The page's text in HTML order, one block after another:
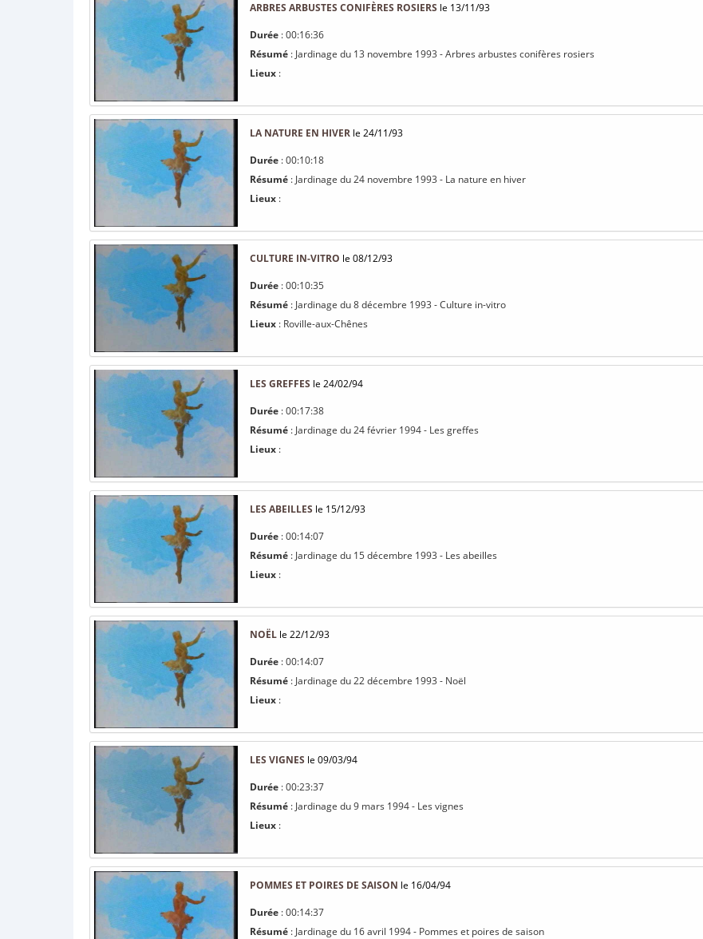
ARBRES ARBUSTES CONIFÈRES ROSIERS le 13/11/93
Durée : 00:16:36
Résumé : Jardinage du 13 novembre 1993 - Arbres arbustes conifères rosiers
Lieux :
LA NATURE EN HIVER le 24/11/93
Durée : 00:10:18
Résumé : Jardinage du 24 novembre 1993 - La nature en hiver
Lieux :
CULTURE IN-VITRO le 08/12/93
Durée : 00:10:35
Résumé : Jardinage du 8 décembre 1993 - Culture in-vitro
Lieux : Roville-aux-Chênes
LES GREFFES le 24/02/94
Durée : 00:17:38
Résumé : Jardinage du 24 février 1994 - Les greffes
Lieux :
LES ABEILLES le 15/12/93
Durée : 00:14:07
Résumé : Jardinage du 15 décembre 1993 - Les abeilles
Lieux :
NOËL le 22/12/93
Durée : 00:14:07
Résumé : Jardinage du 22 décembre 1993 - Noël
Lieux :
LES VIGNES le 09/03/94
Durée : 00:23:37
Résumé : Jardinage du 9 mars 1994 - Les vignes
Lieux :
POMMES ET POIRES DE SAISON le 16/04/94
Durée : 00:14:37
Résumé : Jardinage du 16 avril 1994 - Pommes et poires de saison